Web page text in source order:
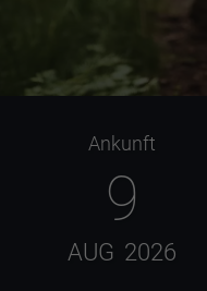
Ankunft
9
AUG 2026